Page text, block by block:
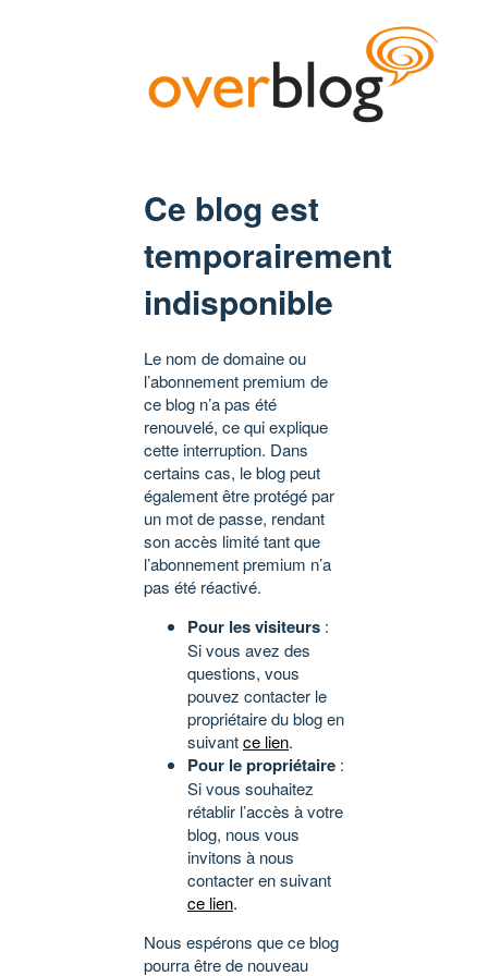
Ce blog est
temporairement
indisponible
Le nom de domaine ou
l’abonnement premium de
ce blog n’a pas été
renouvelé, ce qui explique
cette interruption. Dans
certains cas, le blog peut
également être protégé par
un mot de passe, rendant
son accès limité tant que
l’abonnement premium n’a
pas été réactivé.
Pour les visiteurs :
Si vous avez des
questions, vous
pouvez contacter le
propriétaire du blog en
suivantce lien.
Pour le propriétaire :
Si vous souhaitez
rétablir l’accès à votre
blog, nous vous
invitons à nous
contacter en suivant
ce lien.
Nous espérons que ce blog
pourra être de nouveau